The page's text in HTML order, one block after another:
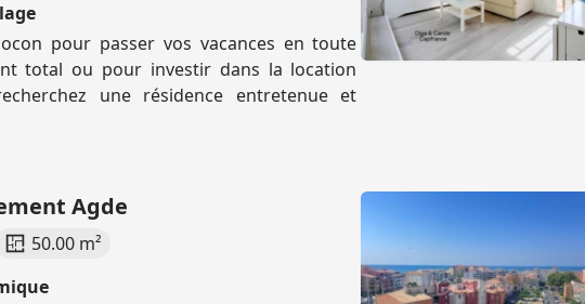
pour passer vos vacances en toute
total ou pour investir dans la location
une résidence entretenue et
Agde
50.00 m²